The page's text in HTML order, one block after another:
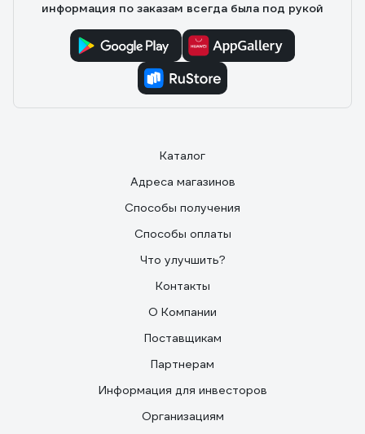
информация по заказам всегда была под рукой
Каталог
Адреса магазинов
Способы получения
Способы оплаты
Что улучшить?
Контакты
О Компании
Поставщикам
Партнерам
Информация для инвесторов
Организациям